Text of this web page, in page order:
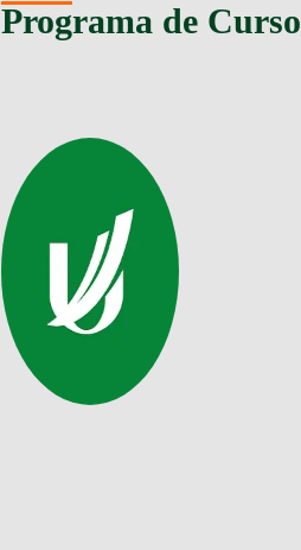
Programa de Curso